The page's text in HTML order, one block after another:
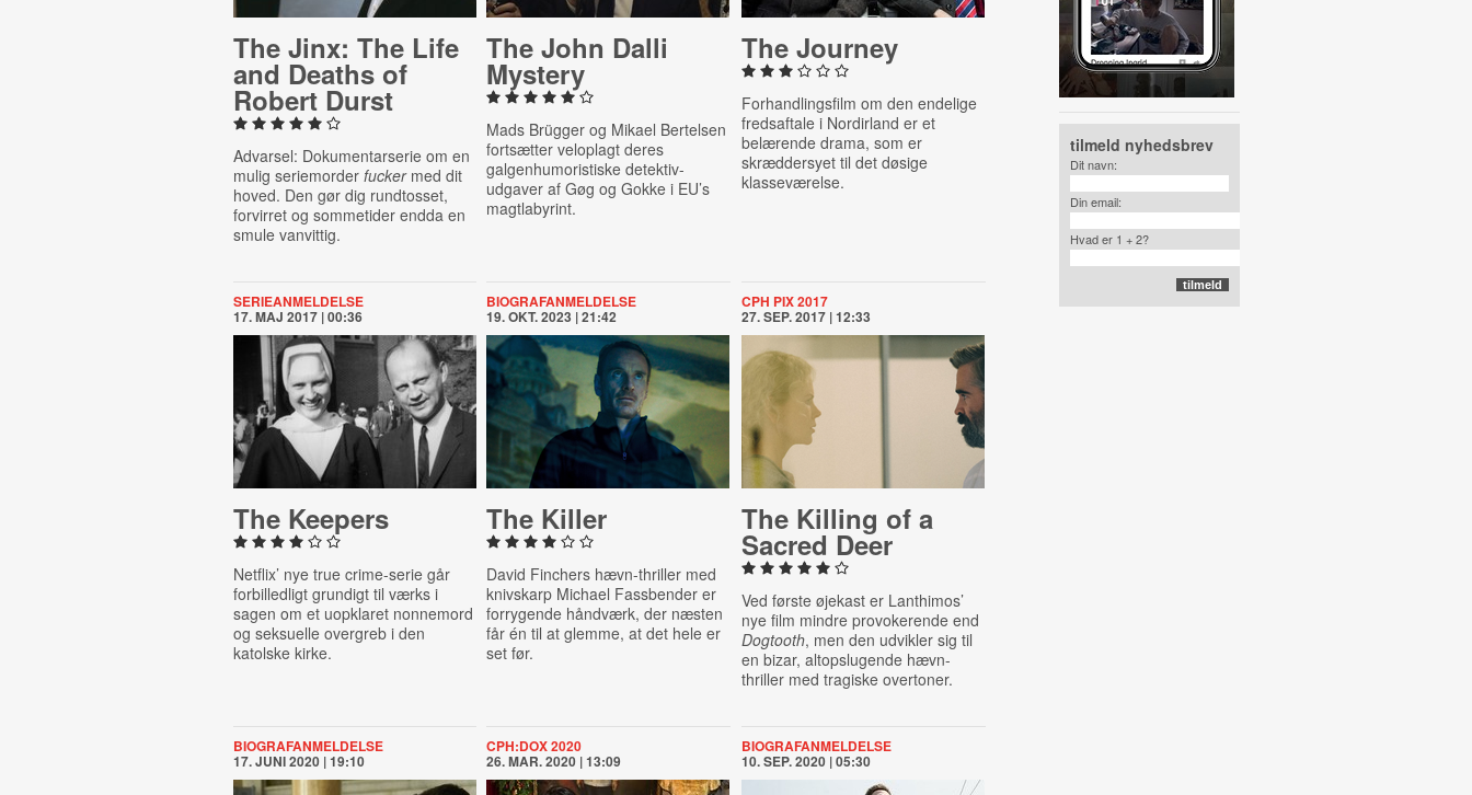
The Jinx: The Life
and Deaths of
Robert Durst
Advarsel: Dokumentarserie om en
mulig seriemorder fuckermed dit
hoved. Den gør dig rundtosset,
forvirret og sommetider endda en
smule vanvittig.
The John Dalli
Mystery
Mads Brügger og Mikael Bertelsen
fortsætter veloplagt deres
galgenhumoristiske detektiv-
udgaver af Gøg og Gokke i EU’s
magtlabyrint.
The Journey
Forhandlingsfilm om den endelige
fredsaftale i Nordirland er et
belærende drama, som er
skræddersyet til det døsige
klasseværelse.
SERIEANMELDELSE
17. MAJ 2017 | 00:36
The Keepers
Netflix’ nye true crime-serie går
forbilledligt grundigt til værks i
sagen om et uopklaret nonnemord
og seksuelle overgreb i den
katolske kirke.
BIOGRAFANMELDELSE
19. OKT. 2023 | 21:42
The Killer
David Finchers hævn-thriller med
knivskarp Michael Fassbender er
forrygende håndværk, der næsten
får én til at glemme, at det hele er
set før.
CPH PIX 2017
27. SEP. 2017 | 12:33
The Killing of a
Sacred Deer
Ved første øjekast er Lanthimos’
nye film mindre provokerende end
Dogtooth, men den udvikler sig til
en bizar, altopslugende hævn-
thriller med tragiske overtoner.
BIOGRAFANMELDELSE
17. JUNI 2020 | 19:10
CPH:DOX 2020
26. MAR. 2020 | 13:09
BIOGRAFANMELDELSE
10. SEP. 2020 | 05:30
tilmeld nyhedsbrev
Dit navn:
Din email:
Hvad er 1 + 2?